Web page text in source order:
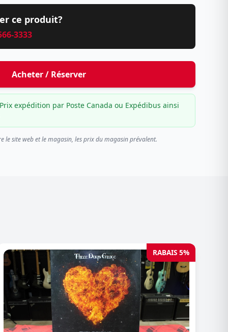
ce produit?
3333
Acheter / Réserver
Prix expédition par Poste Canada ou Expédibus ainsi
le site web et le magasin, les prix du magasin prévalent.
RABAIS 5%